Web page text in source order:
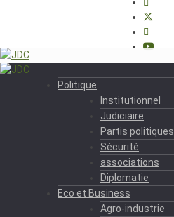
Politique
Institutionnel
Judiciaire
Partis politiques
Sécurité
associations
Diplomatie
Eco et Business
Agro-industrie